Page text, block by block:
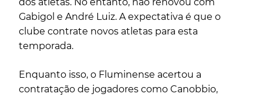
Gabigol e André Luiz. A expectativa é que o
clube contrate novos atletas para esta
temporada.
Enquanto isso, o Fluminense acertou a
contratação de jogadores como Canobbio,